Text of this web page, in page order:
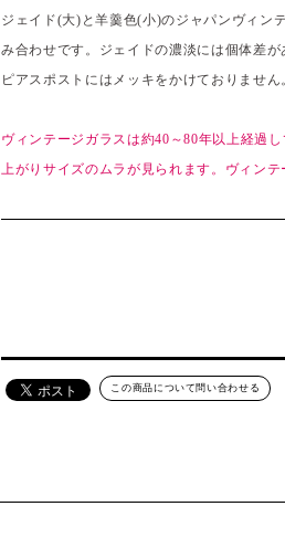
ジェイド(大)と羊羹色(小)のジャパンヴィン
み合わせです。ジェイドの濃淡には個体差が
ピアスポストにはメッキをかけておりませ
ヴィンテージガラスは約40～80年以上経過
上がりサイズのムラが見られます。ヴィン
この商品について問い合わせる